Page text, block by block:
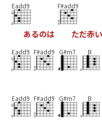
Eadd9
あるのは
F#add9
ただ赤い
Eadd9 F#add9 G#m7 B
Eadd9 F#add9 G#m7 B